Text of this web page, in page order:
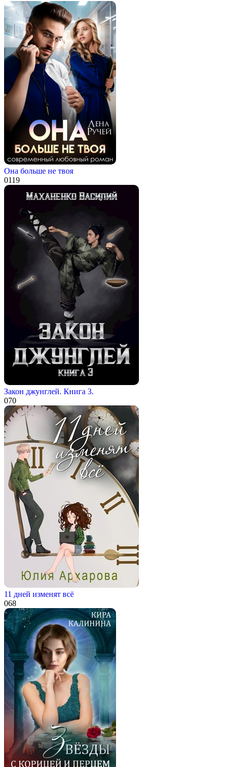
Она больше не твоя
0119
Закон джунглей. Книга 3.
070
11 дней изменят всё
068